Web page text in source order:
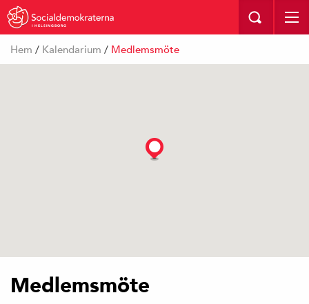
I HELSINGBORG
Hem / Kalendarium / Medlemsmöte
Medlemsmöte